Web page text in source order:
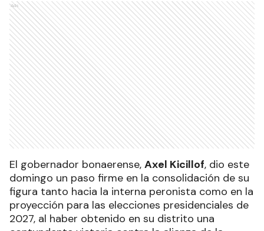
Ads
El gobernador bonaerense, Axel Kicillof, dio este
domingo un paso firme en la consolidación de su
figura tanto hacia la interna peronista como en la
proyección para las elecciones presidenciales de
2027, al haber obtenido en su distrito una